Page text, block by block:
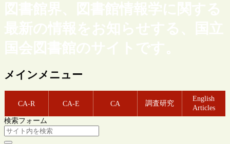
図書館界、図書館情報学に関する
最新の情報をお知らせする、国立
国会図書館のサイトです。
メインメニュー
CA-R CA-E CA 調査研究
English
Articles
検索フォーム